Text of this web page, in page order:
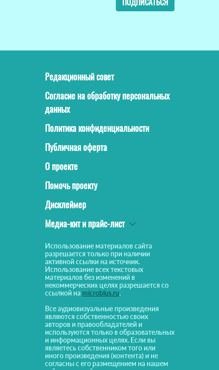
Редакционный совет
Согласие на обработку персональных
данных
Политика конфиденциальности
Публичная оферта
О проекте
Помочь проекту
Дисклеймер
Медиа-кит и прайс-лист
Использование материалов сайта
разрешается только при наличии
активной ссылки на источник.
Использование всех текстовых
материалов без изменений в
некоммерческих целях разрешается со
ссылкой на microbius.ru.
Все аудиовизуальные произведения
являются собственностью своих
авторов и правообладателей и
используются только в образовательных
и информационных целях. Если вы
являетесь собственником того или
иного произведения (контента) и не
согласны с его размещением на нашем